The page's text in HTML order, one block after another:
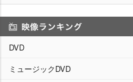
DVD
ミュージックDVD